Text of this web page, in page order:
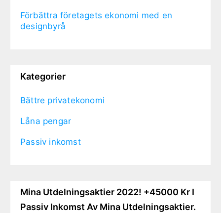
Förbättra företagets ekonomi med en
designbyrå
Kategorier
Bättre privatekonomi
Låna pengar
Passiv inkomst
Mina Utdelningsaktier 2022! +45000 Kr I
Passiv Inkomst Av Mina Utdelningsaktier.